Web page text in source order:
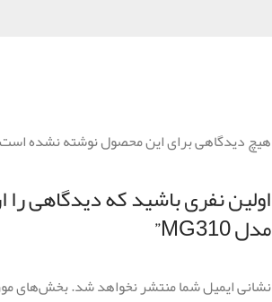
هیچ دیدگاهی برای این محصول نوشته نشده
مدل MG310”
نشانی ایمیل شما منتشر نخواهد شد.بخش‌های